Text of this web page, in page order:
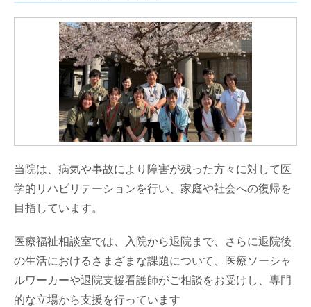
動し
ます当院は、病気や事故により障害が残った方々に対して医
学的リハビリテーションを行い、家庭や社会への復帰を
目指しています。
医療福祉相談室では、入院から退院まで、さらに退院後
の生活におけるさまざまな課題について、医療ソーシャ
ルワーカーや退院支援看護師がご相談をお受けし、専門
的な立場から支援を行っています
交通アクセス
地域の医療機関の方へ
関連リンク
発行・発刊物
さんぽみち
地域の関係機関への情報誌
地域医療連携だより
採用情報